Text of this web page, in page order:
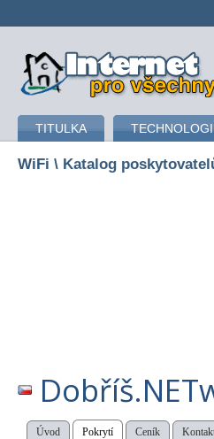
připojení k internetu
TITULKA
WiFi \ Katalog
Úvod Pokrytí Ceník